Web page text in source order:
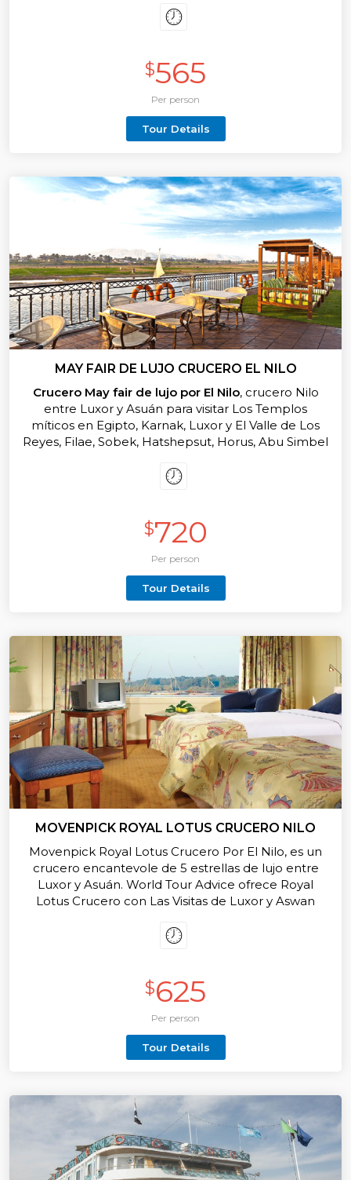
Crucero discapacitados de lujo en el Nilo y disfruta de
Luxor, Edfu,
el servicio unico.
$565
Per person
Tour Details
MAY FAIR DE LUJO CRUCERO EL NILO
Crucero May fair de lujo por El Nilo, crucero Nilo
entre Luxor y Asuán para visitar Los Templos
míticos en Egipto, Karnak, Luxor y El Valle de Los
Reyes, Filae, Sobek, Hatshepsut, Horus, Abu Simbel
incluido con guía local para visitas en español, para
$720
Per person
Tour Details
MOVENPICK ROYAL LOTUS CRUCERO NILO
Movenpick Royal Lotus Crucero Por El Nilo, es un
crucero encantevole de 5 estrellas de lujo entre
Luxor y Asuán. World Tour Advice ofrece Royal
Lotus Crucero con Las Visitas de Luxor y Aswan
templo de Edfu, El templo de kom Ombo, El
$625
Per person
Tour Details